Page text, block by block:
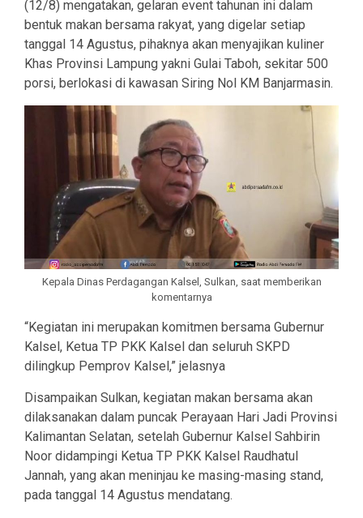
(12/8) mengatakan, gelaran event tahunan ini dalam
bentuk makan bersama rakyat, yang digelar setiap
tanggal 14 Agustus, pihaknya akan menyajikan kuliner
Khas Provinsi Lampung yakni Gulai Taboh, sekitar 500
porsi, berlokasi di kawasan Siring Nol KM Banjarmasin.
Kepala Dinas Perdagangan Kalsel, Sulkan, saat memberikan
komentarnya
“Kegiatan ini merupakan komitmen bersama Gubernur
Kalsel, Ketua TP PKK Kalsel dan seluruh SKPD
dilingkup Pemprov Kalsel,” jelasnya
Disampaikan Sulkan, kegiatan makan bersama akan
dilaksanakan dalam puncak Perayaan Hari Jadi Provinsi
Kalimantan Selatan, setelah Gubernur Kalsel Sahbirin
Noor didampingi Ketua TP PKK Kalsel Raudhatul
Jannah, yang akan meninjau ke masing-masing stand,
pada tanggal 14 Agustus mendatang.